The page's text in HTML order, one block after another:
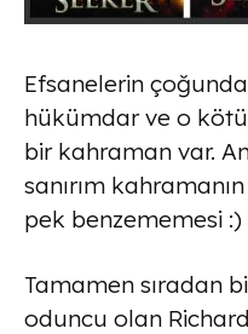
Efsanelerin
hükümdar ve o
bir kahraman var.
sanırım
pek benzememesi :)
Tamamen sıradan
oduncu olan